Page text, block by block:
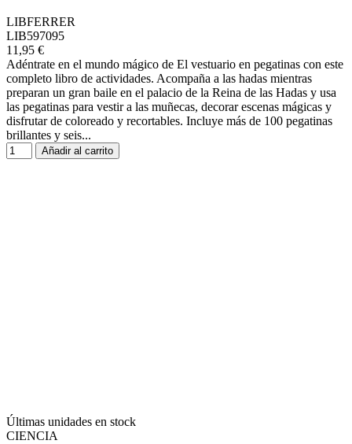
LIBFERRER
LIB597095
11,95 €
Adéntrate en el mundo mágico de El vestuario en pegatinas con este
completo libro de actividades. Acompaña a las hadas mientras
preparan un gran baile en el palacio de la Reina de las Hadas y usa
las pegatinas para vestir a las muñecas, decorar escenas mágicas y
disfrutar de coloreado y recortables. Incluye más de 100 pegatinas
brillantes y seis...
Añadir al carrito
Últimas unidades en stock
CIENCIA